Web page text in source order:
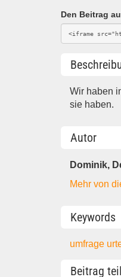
Den Beitrag
Wir haben
sie haben.
Autor
Dominik,
Mehr von
Keywords
umfrage
Beitrag